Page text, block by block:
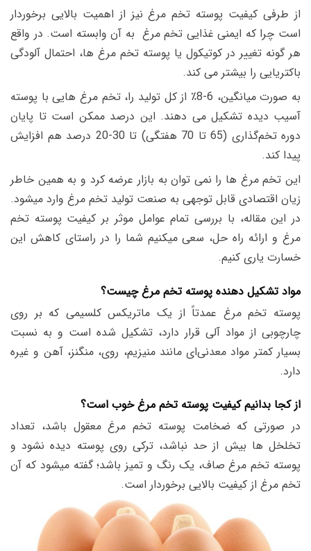
از طرفی کیفیت پوسته تخم مرغ نیز از اهمیت بالایی برخوردار
است چرا که ایمنی غذایی تخم مرغ به آن وابسته است. در واقع
هر گونه تغییر در کوتیکول یا پوسته تخم مرغ ها، احتمال آلودگی
باکتریایی را بیشتر می کند.
به صورت میانگین، 6-8٪ از کل تولید را، تخم مرغ هایی با پوسته
آسیب دیده تشکیل می دهند. این درصد ممکن است تا پایان
دوره تخم‌گذاری (65 تا 70 هفتگی) تا 30-20 درصد هم افزایش
پیدا کند.
این تخم مرغ ها را نمی توان به بازار عرضه کرد و به همین خاطر
زیان اقتصادی قابل توجهی به صنعت تولید تخم مرغ وارد میشود.
در این مقاله، با بررسی تمام عوامل موثر بر کیفیت پوسته تخم
مرغ و ارائه راه حل، سعی میکنیم شما را در راستای کاهش این
خسارت یاری کنیم.
مواد تشکیل دهنده پوسته تخم مرغ چیست؟
پوسته تخم مرغ عمدتاً از یک ماتریکس کلسیمی که بر روی
چارچوبی از مواد آلی قرار دارد، تشکیل شده است و به نسبت
بسیار کمتر مواد معدنی‌ای مانند منیزیم، روی، منگنز، آهن و غیره
دارد.
از کجا بدانیم کیفیت پوسته تخم مرغ خوب است؟
در صورتی که ضخامت پوسته تخم مرغ معقول باشد، تعداد
تخلخل ها بیش از حد نباشد، ترکی روی پوسته دیده نشود و
پوسته تخم مرغ صاف، یک رنگ و تمیز باشد؛ گفته میشود که آن
تخم مرغ از کیفیت بالایی برخوردار است.